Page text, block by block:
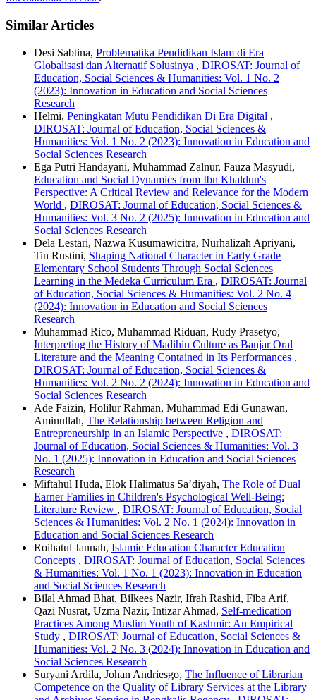
Similar Articles
Desi Sabtina, Problematika Pendidikan Islam di Era
Globalisasi dan Alternatif Solusinya , DIROSAT: Journal of
Education, Social Sciences & Humanities: Vol. 1 No. 2
(2023): Innovation in Education and Social Sciences
Research
Helmi, Peningkatan Mutu Pendidikan Di Era Digital ,
DIROSAT: Journal of Education, Social Sciences &
Humanities: Vol. 1 No. 2 (2023): Innovation in Education and
Social Sciences Research
Ega Putri Handayani, Muhammad Zalnur, Fauza Masyudi,
Education and Social Dynamics from Ibn Khaldun's
Perspective: A Critical Review and Relevance for the Modern
World , DIROSAT: Journal of Education, Social Sciences &
Humanities: Vol. 3 No. 2 (2025): Innovation in Education and
Social Sciences Research
Dela Lestari, Nazwa Kusumawicitra, Nurhalizah Apriyani,
Tin Rustini, Shaping National Character in Early Grade
Elementary School Students Through Social Sciences
Learning in the Medeka Curriculum Era , DIROSAT: Journal
of Education, Social Sciences & Humanities: Vol. 2 No. 4
(2024): Innovation in Education and Social Sciences
Research
Muhammad Rico, Muhammad Riduan, Rudy Prasetyo,
Interpreting the History of Madihin Culture as Banjar Oral
Literature and the Meaning Contained in Its Performances ,
DIROSAT: Journal of Education, Social Sciences &
Humanities: Vol. 2 No. 2 (2024): Innovation in Education and
Social Sciences Research
Ade Faizin, Holilur Rahman, Muhammad Edi Gunawan,
Aminullah, The Relationship between Religion and
Entrepreneurship in an Islamic Perspective , DIROSAT:
Journal of Education, Social Sciences & Humanities: Vol. 3
No. 1 (2025): Innovation in Education and Social Sciences
Research
Miftahul Huda, Elok Halimatus Sa’diyah, The Role of Dual
Earner Families in Children's Psychological Well-Being:
Literature Review , DIROSAT: Journal of Education, Social
Sciences & Humanities: Vol. 2 No. 1 (2024): Innovation in
Education and Social Sciences Research
Roihatul Jannah, Islamic Education Character Education
Concepts , DIROSAT: Journal of Education, Social Sciences
& Humanities: Vol. 1 No. 1 (2023): Innovation in Education
and Social Sciences Research
Bilal Ahmad Bhat, Bilkees Nazir, Ifrah Rashid, Fiba Arif,
Qazi Nusrat, Uzma Nazir, Intizar Ahmad, Self-medication
Practices Among Muslim Youth of Kashmir: An Empirical
Study , DIROSAT: Journal of Education, Social Sciences &
Humanities: Vol. 2 No. 3 (2024): Innovation in Education and
Social Sciences Research
Suryani Ardila, Johan Andriesgo, The Influence of Librarian
Competence on the Quality of Library Services at the Library